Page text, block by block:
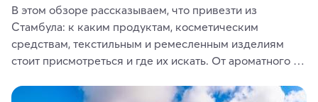
В этом обзоре рассказываем, что привезти из
Стамбула: к каким продуктам, косметическим
средствам, текстильным и ремесленным изделиям
стоит присмотреться и где их искать. От ароматного
керамики и изделий из кожи на турецких рынках и в